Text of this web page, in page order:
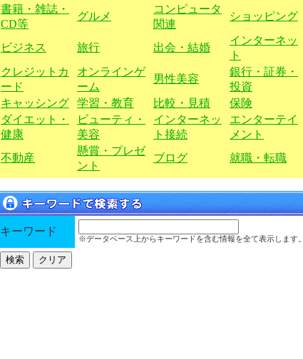
書籍・雑誌・
CD等
グルメ
コンピュータ
関連
ショッピング
ビジネス 旅行 出会・結婚
インターネッ
ト
クレジットカ
ード
オンラインゲ
ーム
男性美容
銀行・証券・
投資
キャッシング
学習・教育 比較・見積
保険
ダイエット・
健康
ビューティ・
美容
インターネッ
ト接続
エンターテイ
メント
不動産
懸賞・プレゼ
ント
ブログ 就職・転職
キーワード
※データベース上からキーワードを含む情報を全て表示します。